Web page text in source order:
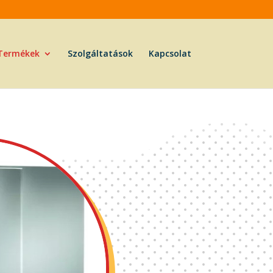
Szolgáltatások Kapcsolat